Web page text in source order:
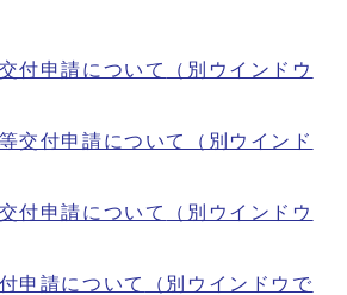
付申請について
（別ウインドウ
交付申請について
（別ウインド
付申請について
（別ウインドウ
申請について
（別ウインドウで